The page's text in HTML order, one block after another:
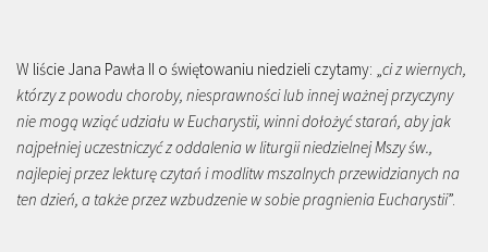
W liście Jana Pawła II o świętowaniu niedzieli czytamy: „ci z wiernych,
którzy z powodu choroby, niesprawności lub innej ważnej przyczyny
nie mogą wziąć udziału w Eucharystii, winni dołożyć starań, aby jak
najpełniej uczestniczyć z oddalenia w liturgii niedzielnej Mszy św.,
najlepiej przez lekturę czytań i modlitw mszalnych przewidzianych na
ten dzień, a także przez wzbudzenie w sobie pragnienia Eucharystii”.